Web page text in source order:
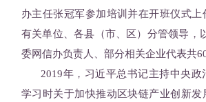
办主任张冠军参加培训并在开班仪式上
有关单位、各县（市、区）分管领导，
委网信办负责人、部分相关企业代表共
2019年，习近平总书记主持中央
学习时关于加快推动区块链产业创新发